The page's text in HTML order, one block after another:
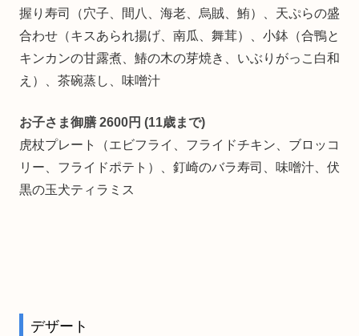
握り寿司（穴子、間八、海老、烏賊、鮪）、天ぷらの盛
合わせ（キスあられ揚げ、南瓜、舞茸）、小鉢（合鴨と
キンカンの甘露煮、鰆の木の芽焼き、いぶりがっこ白和
え）、茶碗蒸し、味噌汁
お子さま御膳 2600円 (11歳まで)
虎杖プレート（エビフライ、フライドチキン、ブロッコ
リー、フライドポテト）、釘崎のバラ寿司、味噌汁、伏
黒の玉犬ティラミス
デザート